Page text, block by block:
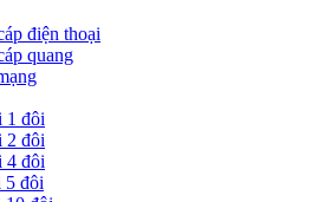
điện thoại
quang
1 đôi
2 đôi
4 đôi
5 đôi